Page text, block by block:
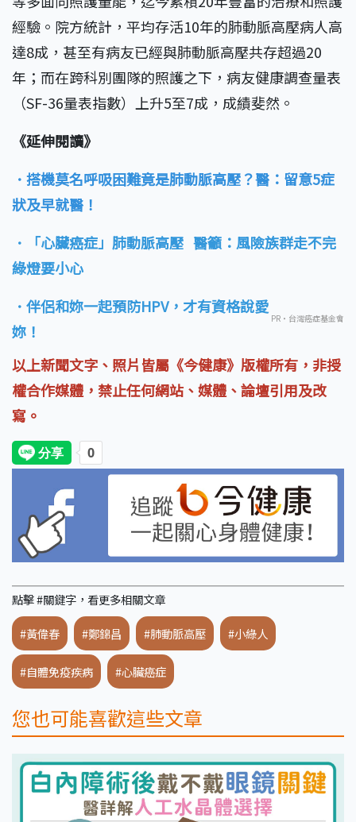
經驗。院方統計，平均存活10年的肺動脈高壓病人高
達8成，甚至有病友已經與肺動脈高壓共存超過20
年；而在跨科別團隊的照護之下，病友健康調查量表
（SF-36量表指數）上升5至7成，成績斐然。
《延伸閱讀》
．搭機莫名呼吸困難竟是肺動脈高壓？醫：留意5症
狀及早就醫！
．「心臟癌症」肺動脈高壓 醫籲：風險族群走不完
綠燈要小心
．伴侶和妳一起預防HPV，才有資格說愛
妳！
PR・台灣癌症基金會
以上新聞文字、照片皆屬《今健康》版權所有，非授
權合作媒體，禁止任何網站、媒體、論壇引用及改
寫。
點擊 #關鍵字，看更多相關文章
#黃偉春 #鄭錦昌 #肺動脈高壓 #小綠人
#自體免疫疾病 #心臟癌症
您也可能喜歡這些文章